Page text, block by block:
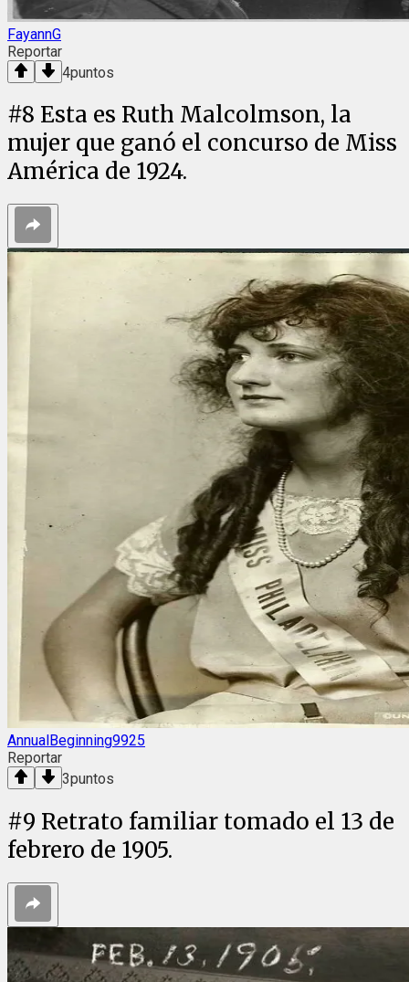
FayannG
Reportar
4puntos
#8 Esta es Ruth Malcolmson, la
mujer que ganó el concurso de Miss
América de 1924.
AnnualBeginning9925
Reportar
3puntos
#9 Retrato familiar tomado el 13 de
febrero de 1905.